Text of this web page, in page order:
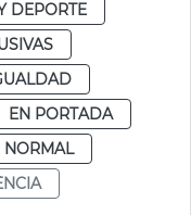
DEPORTE
EN PORTADA
NORMAL